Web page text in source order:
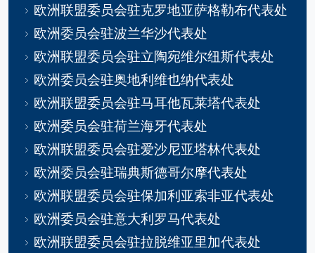
欧洲联盟委员会驻克罗地亚萨格勒布代表处
欧洲委员会驻波兰华沙代表处
欧洲联盟委员会驻立陶宛维尔纽斯代表处
欧洲委员会驻奥地利维也纳代表处
欧洲联盟委员会驻马耳他瓦莱塔代表处
欧洲委员会驻荷兰海牙代表处
欧洲联盟委员会驻爱沙尼亚塔林代表处
欧洲委员会驻瑞典斯德哥尔摩代表处
欧洲联盟委员会驻保加利亚索非亚代表处
欧洲委员会驻意大利罗马代表处
欧洲联盟委员会驻拉脱维亚里加代表处